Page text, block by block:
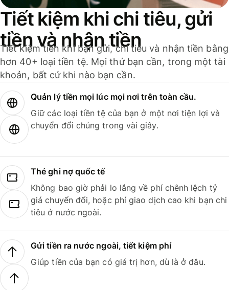
Tiết kiệm khi chi tiêu, gửi
tiền và nhận tiền
Tiết kiệm tiền khi bạn gửi, chi tiêu và nhận tiền bằng
hơn 40+ loại tiền tệ. Mọi thứ bạn cần, trong một tài
khoản, bất cứ khi nào bạn cần.
Quản lý tiền mọi lúc mọi nơi trên toàn cầu.
Giữ các loại tiền tệ của bạn ở một nơi tiện lợi và
chuyển đổi chúng trong vài giây.
Thẻ ghi nợ quốc tế
Không bao giờ phải lo lắng về phí chênh lệch tỷ
giá chuyển đổi, hoặc phí giao dịch cao khi bạn chi
tiêu ở nước ngoài.
Gửi tiền ra nước ngoài, tiết kiệm phí
Giúp tiền của bạn có giá trị hơn, dù là ở đâu.